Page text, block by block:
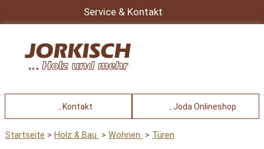
Service & Kontakt
Kontakt Joda Onlineshop
Startseite Holz & Bau Wohnen Türen